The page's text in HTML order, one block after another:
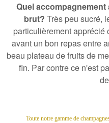
Quel
brut? Très peu sucré,
particulièrement apprécié
avant un bon repas entre
beau plateau de fruits de
fin. Par contre ce n'est
Toute notre gamme de